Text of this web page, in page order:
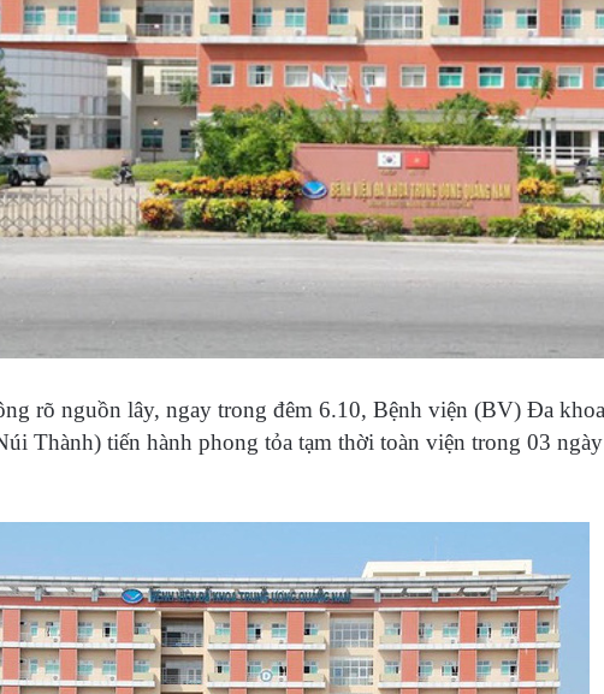
rõ nguồn lây, ngay trong đêm 6.10, Bệnh viện (BV) Đa
Thành) tiến hành phong tỏa tạm thời toàn viện trong 03